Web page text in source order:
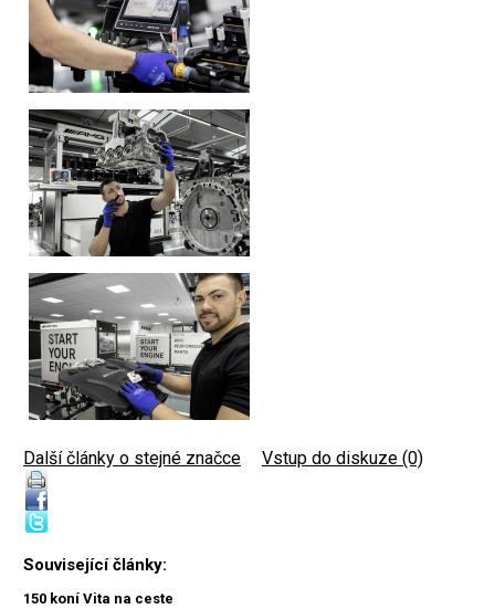
Další články o stejné značce Vstup do diskuze (0)
Související články:
150 koní Vita na ceste